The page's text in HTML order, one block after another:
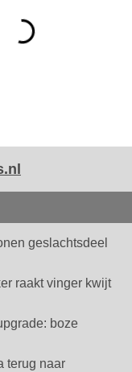
geslachtsdeel
raakt vinger kwijt
boze
terug naar